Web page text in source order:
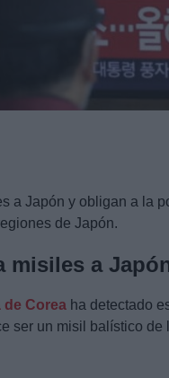
a Japón y obligan a la
de Japón.
misiles a
de Corea ha detectado
ser un misil balístico de